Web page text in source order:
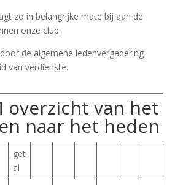
zo in belangrijke mate bij aan de
onze club.
de algemene ledenvergadering
van verdienste.
overzicht van het
naar het heden
get
al